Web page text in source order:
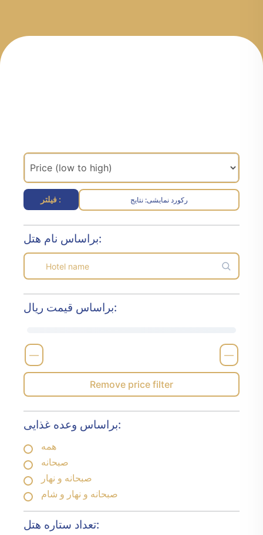
فیلتر : نتایج :رکورد نمایشی
براساس نام هتل:
براساس قیمت ریال:
—
—
Remove price filter
براساس وعده غذایی:
همه
صبحانه
صبحانه و نهار
صبحانه و نهار و شام
تعداد ستاره هتل: